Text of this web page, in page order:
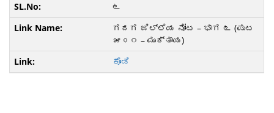
೬
ಗದಗ ಜಿಲ್ಲೆಯ ನೋಟ – ಭಾಗ ೬ (ಪುಟ
೫೦೧ – ಮುಕ್ತಾಯ)
ಕೊಂಡಿ